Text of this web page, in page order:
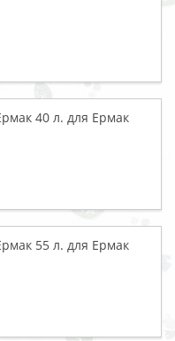
40 л. для Ермак
55 л. для Ермак